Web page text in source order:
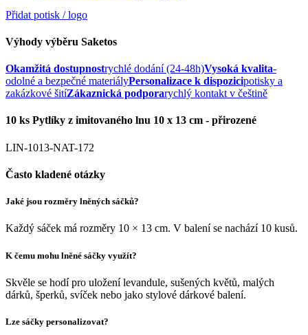
Přidat potisk / logo
Výhody výběru Saketos
Okamžitá dostupnostrychlé dodání (24-48h)Vysoká kvalita-
odolné a bezpečné materiályPersonalizace k dispozicipotisky a
zakázkové šitíZákaznická podporarychlý kontakt v češtině
10 ks Pytlíky z imitovaného lnu 10 x 13 cm - přirozené
LIN-1013-NAT-172
Často kladené otázky
Jaké jsou rozměry lněných sáčků?
Každý sáček má rozměry 10 × 13 cm. V balení se nachází 10 kusů.
K čemu mohu lněné sáčky využít?
Skvěle se hodí pro uložení levandule, sušených květů, malých
dárků, šperků, svíček nebo jako stylové dárkové balení.
Lze sáčky personalizovat?